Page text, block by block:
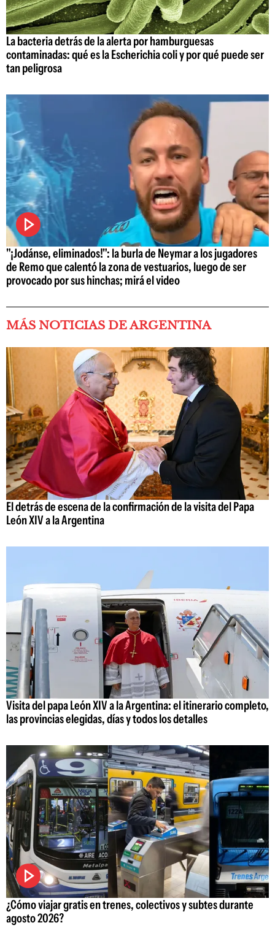
La bacteria detrás de la alerta por hamburguesas
contaminadas: qué es la Escherichia coli y por qué puede ser
tan peligrosa
"¡Jodánse, eliminados!": la burla de Neymar a los jugadores
de Remo que calentó la zona de vestuarios, luego de ser
provocado por sus hinchas; mirá el video
MÁS NOTICIAS DE ARGENTINA
El detrás de escena de la confirmación de la visita del Papa
León XIV a la Argentina
Visita del papa León XIV a la Argentina: el itinerario completo,
las provincias elegidas, días y todos los detalles
¿Cómo viajar gratis en trenes, colectivos y subtes durante
agosto 2026?